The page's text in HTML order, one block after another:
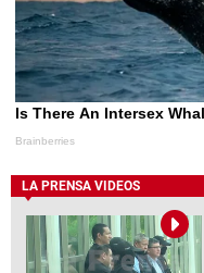
LA PRENSA VIDEOS